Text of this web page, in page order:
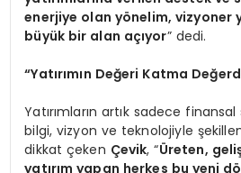
enerjiye olan yönelim, vizyoner
büyük bir alan açıyor” dedi.
“Yatırımın Değeri Katma
Yatırımların artık sadece
bilgi, vizyon ve teknolojiyle
dikkat çeken Çevik, “Üreten,
yatırım yapan herkes bu yeni